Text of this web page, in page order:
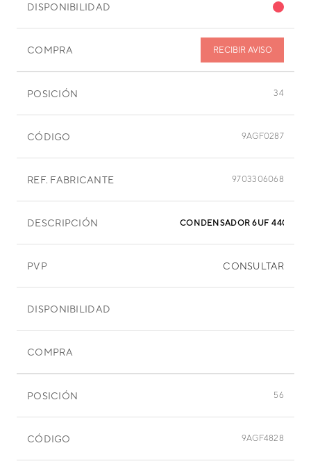
DISPONIBILIDAD
COMPRA RECIBIR AVISO
POSICIÓN 34
CÓDIGO 9AGF0287
REF. FABRICANTE 9703306068
DESCRIPCIÓN
PVP CONSULTAR
DISPONIBILIDAD
COMPRA
POSICIÓN 56
CÓDIGO 9AGF4828